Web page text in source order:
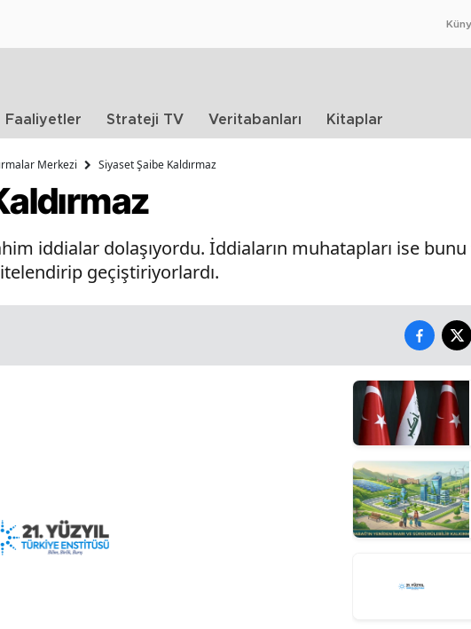
Faaliyetler Strateji TV Veritabanları Kitaplar
Merkezi Siyaset Şaibe Kaldırmaz
iddialar dolaşıyordu. İddiaların muhatapları ise
geçiştiriyorlardı.